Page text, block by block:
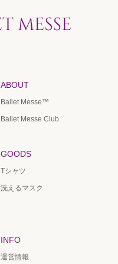
ABOUT
Ballet Messe™️
Ballet Messe Club
GOODS
Tシャツ
洗えるマスク
INFO
運営情報